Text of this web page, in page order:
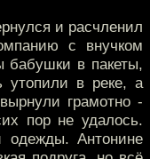
и расчленил
с внучком
бабушки в пакеты,
утопили в реке, а
грамотно -
пор не удалось.
одежды. Антонине